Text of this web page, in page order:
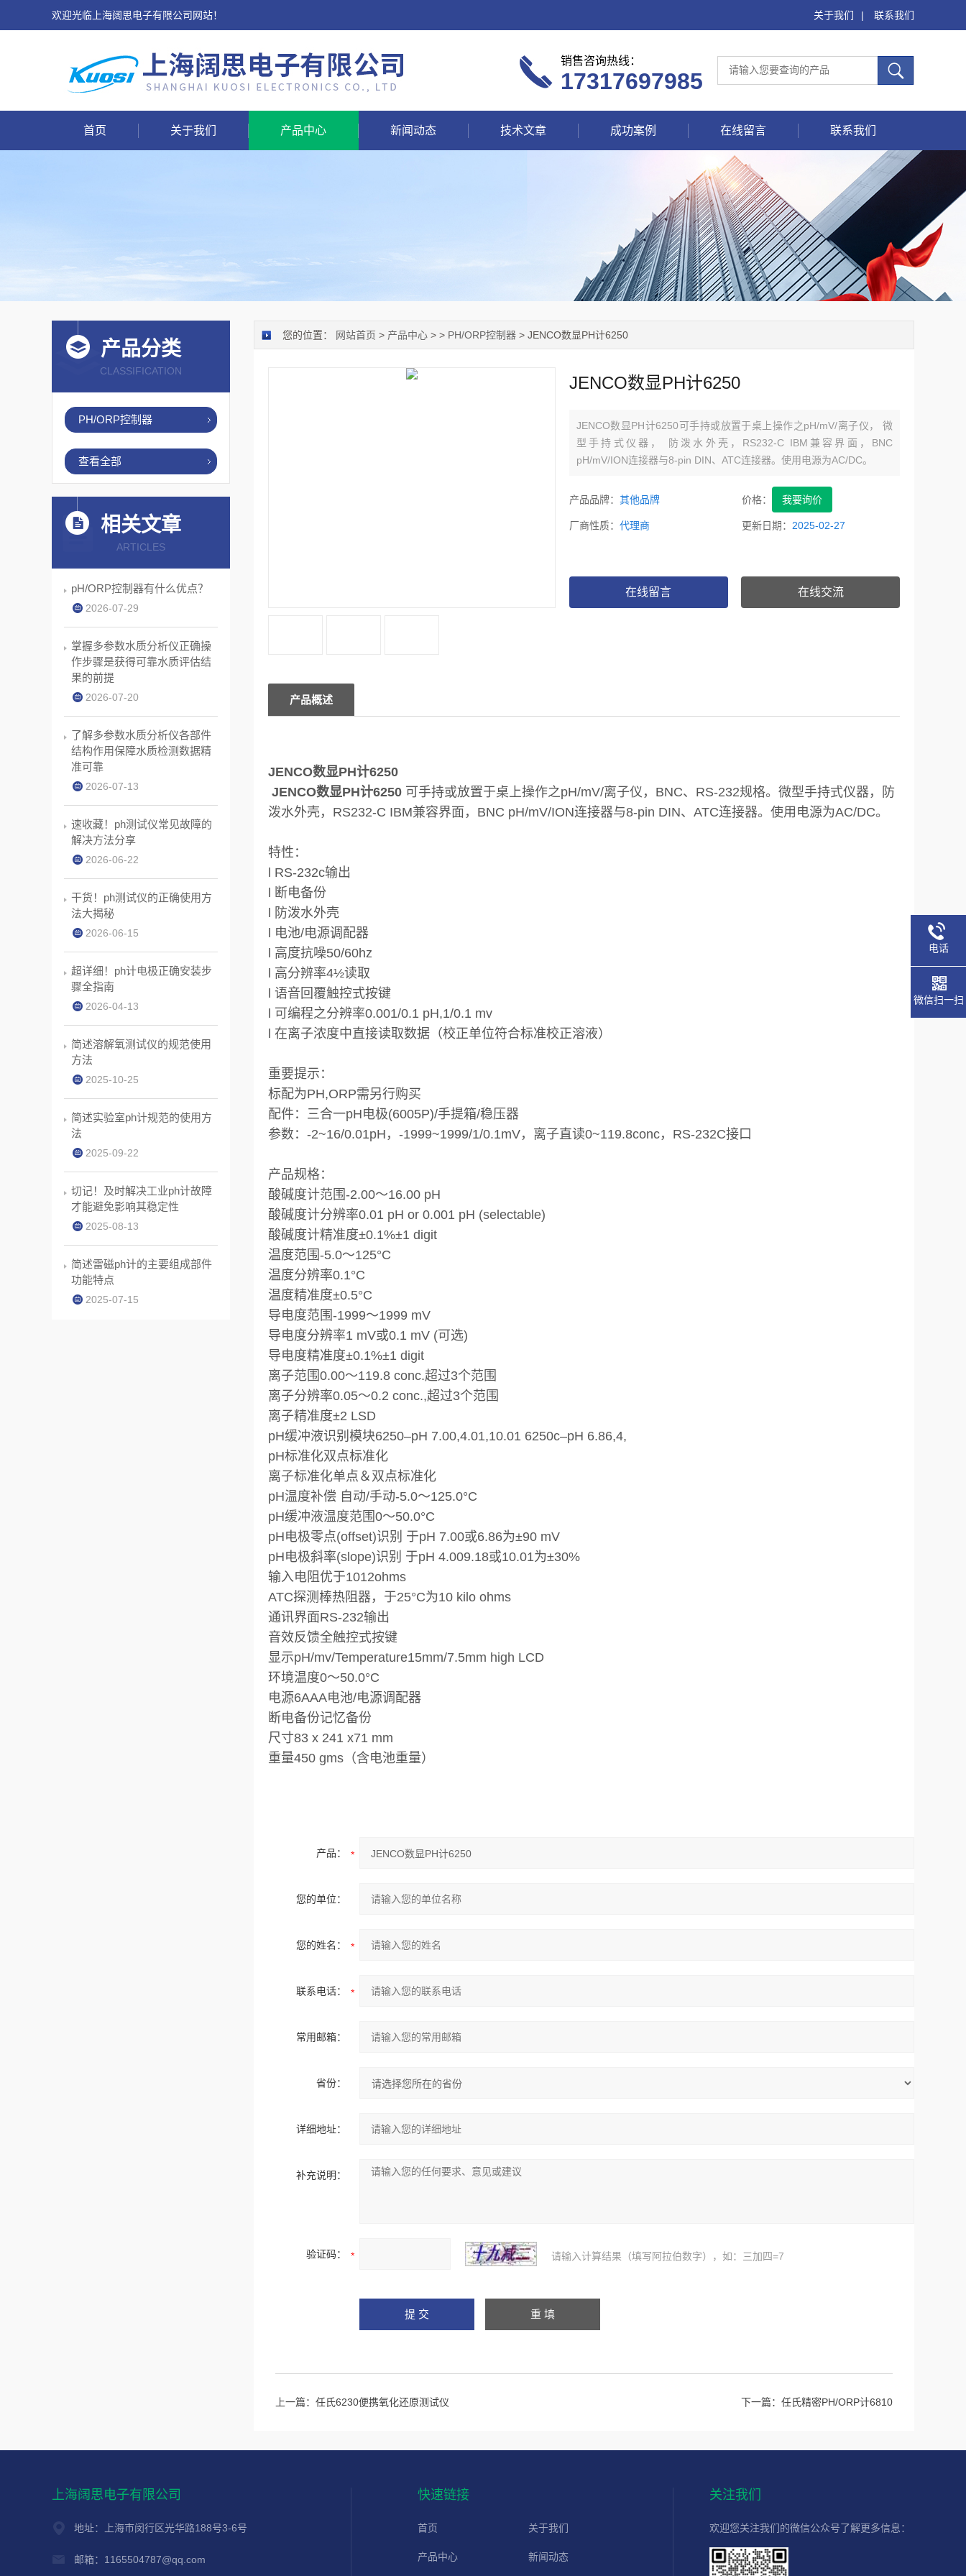
欢迎光临上海阔思电子有限公司网站！ 关于我们 | 联系我们
销售咨询热线：
17317697985
首页 关于我们 产品中心 新闻动态 技术文章 成功案例 在线留言 联系我们
您的位置： 网站首页 > 产品中心 > > PH/ORP控制器 > JENCO数显PH计6250
JENCO数显PH计6250
JENCO数显PH计6250可手持或放置于桌上操作之pH/mV/离子仪， 微
型手持式仪器， 防泼水外壳，RS232-C IBM兼容界面，BNC
pH/mV/ION连接器与8-pin DIN、ATC连接器。使用电源为AC/DC。
产品品牌： 其他品牌 价格： 我要询价
厂商性质： 代理商 更新日期： 2025-02-27
在线留言 在线交流
产品概述
JENCO数显PH计6250
JENCO数显PH计6250 可手持或放置于桌上操作之pH/mV/离子仪，BNC、RS-232规格。微型手持式仪器，防
泼水外壳，RS232-C IBM兼容界面，BNC pH/mV/ION连接器与8-pin DIN、ATC连接器。使用电源为AC/DC。
特性：
l RS-232c输出
l 断电备份
l 防泼水外壳
l 电池/电源调配器
l 高度抗噪50/60hz
l 高分辨率4½读取
l 语音回覆触控式按键
l 可编程之分辨率0.001/0.1 pH,1/0.1 mv
l 在离子浓度中直接读取数据（校正单位符合标准校正溶液）
重要提示：
标配为PH,ORP需另行购买
配件：三合一pH电极(6005P)/手提箱/稳压器
参数：-2~16/0.01pH，-1999~1999/1/0.1mV，离子直读0~119.8conc，RS-232C接口
产品规格：
酸碱度计范围-2.00～16.00 pH
酸碱度计分辨率0.01 pH or 0.001 pH (selectable)
酸碱度计精准度±0.1%±1 digit
温度范围-5.0～125°C
温度分辨率0.1°C
温度精准度±0.5°C
导电度范围-1999～1999 mV
导电度分辨率1 mV或0.1 mV (可选)
导电度精准度±0.1%±1 digit
离子范围0.00～119.8 conc.超过3个范围
离子分辨率0.05～0.2 conc.,超过3个范围
离子精准度±2 LSD
pH缓冲液识别模块6250–pH 7.00,4.01,10.01 6250c–pH 6.86,4,
pH标准化双点标准化
离子标准化单点＆双点标准化
pH温度补偿 自动/手动-5.0～125.0°C
pH缓冲液温度范围0～50.0°C
pH电极零点(offset)识别 于pH 7.00或6.86为±90 mV
pH电极斜率(slope)识别 于pH 4.009.18或10.01为±30%
输入电阻优于1012ohms
ATC探测棒热阻器，于25°C为10 kilo ohms
通讯界面RS-232输出
音效反馈全触控式按键
显示pH/mv/Temperature15mm/7.5mm high LCD
环境温度0～50.0°C
电源6AAA电池/电源调配器
断电备份记忆备份
尺寸83 x 241 x71 mm
重量450 gms（含电池重量）
产品：
您的单位：
您的姓名：
联系电话：
常用邮箱：
省份：
详细地址：
补充说明：
验证码： 请输入计算结果（填写阿拉伯数字），如：三加四=7
上一篇： 任氏6230便携氧化还原测试仪 下一篇： 任氏精密PH/ORP计6810
产品分类
CLASSIFICATION
PH/ORP控制器
查看全部
相关文章
ARTICLES
pH/ORP控制器有什么优点？
2026-07-29
掌握多参数水质分析仪正确操
作步骤是获得可靠水质评估结
果的前提
2026-07-20
了解多参数水质分析仪各部件
结构作用保障水质检测数据精
准可靠
2026-07-13
速收藏！ph测试仪常见故障的
解决方法分享
2026-06-22
干货！ph测试仪的正确使用方
法大揭秘
2026-06-15
超详细！ph计电极正确安装步
骤全指南
2026-04-13
简述溶解氧测试仪的规范使用
方法
2025-10-25
简述实验室ph计规范的使用方
法
2025-09-22
切记！及时解决工业ph计故障
才能避免影响其稳定性
2025-08-13
简述雷磁ph计的主要组成部件
功能特点
2025-07-15
上海阔思电子有限公司
地址：上海市闵行区光华路188号3-6号
邮箱：1165504787@qq.com
快速链接
首页 关于我们
产品中心 新闻动态
关注我们
欢迎您关注我们的微信公众号了解更多信息：
电话
微信扫一扫